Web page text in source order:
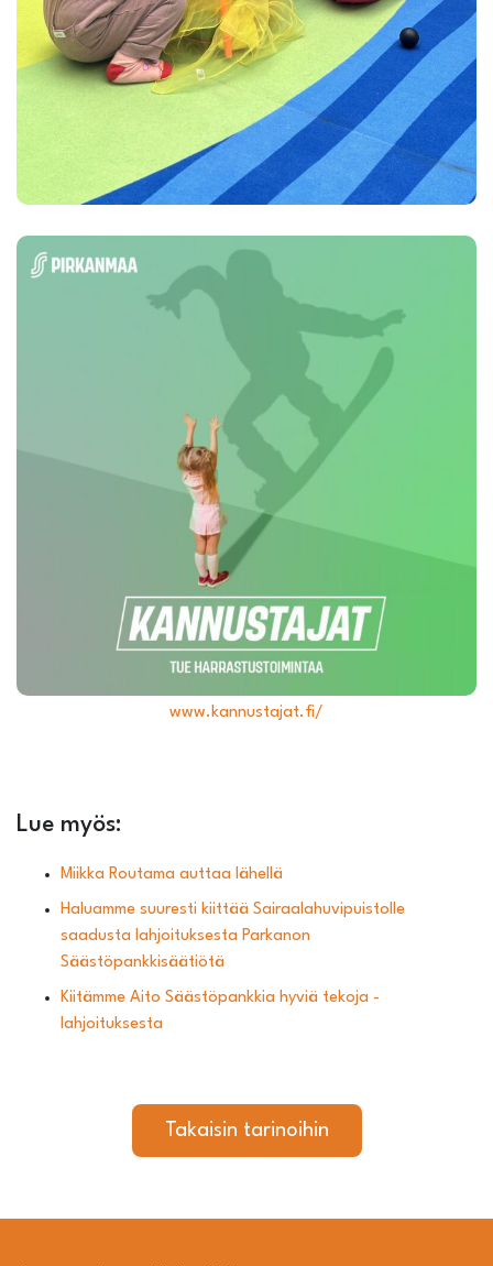
www.kannustajat.fi/
Lue myös:
Miikka Routama auttaa lähellä
Haluamme suuresti kiittää Sairaalahuvipuistolle
saadusta lahjoituksesta Parkanon
Säästöpankkisäätiötä
Kiitämme Aito Säästöpankkia hyviä tekoja -
lahjoituksesta
Takaisin tarinoihin